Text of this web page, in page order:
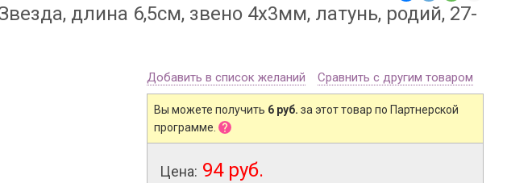
длина 6,5см, звено 4х3мм, латунь, родий, 27-
Добавить в список желаний Сравнить с другим товаром
Вы можете получить 6 руб. за этот товар по Партнерской
программе.
Цена: 94 руб.